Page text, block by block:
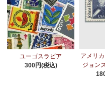
ユーゴスラビア
300円(税込)
アメリ
ジョン